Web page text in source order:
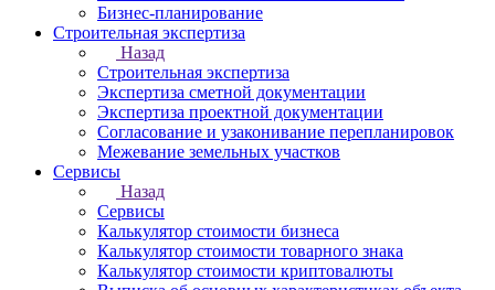
Бизнес-планирование
Строительная экспертиза
Назад
Строительная экспертиза
Экспертиза сметной документации
Экспертиза проектной документации
Согласование и узаконивание перепланировок
Межевание земельных участков
Сервисы
Назад
Сервисы
Калькулятор стоимости бизнеса
Калькулятор стоимости товарного знака
Калькулятор стоимости криптовалюты